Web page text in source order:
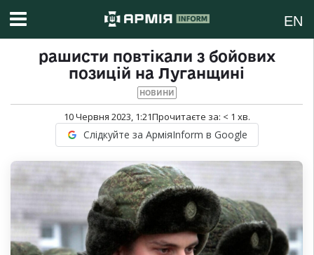
EN
рашисти повтікали з бойових
позицій на Луганщині
НОВИНИ
10 Червня 2023, 1:21Прочитаєте за: < 1 хв.
Слідкуйте за АрміяInform в Google